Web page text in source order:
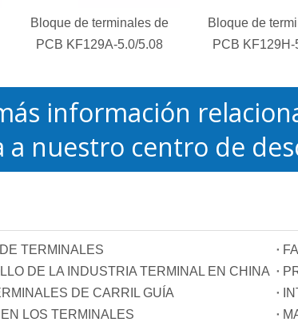
Bloque de terminales de
PCB KF129A-5.0/5.08
Bloque de
PCB KF129H-
información
a nuestro centro de
TERMINALES
DE LA INDUSTRIA TERMINAL EN CHINA
DE CARRIL GUÍA
LOS TERMINALES